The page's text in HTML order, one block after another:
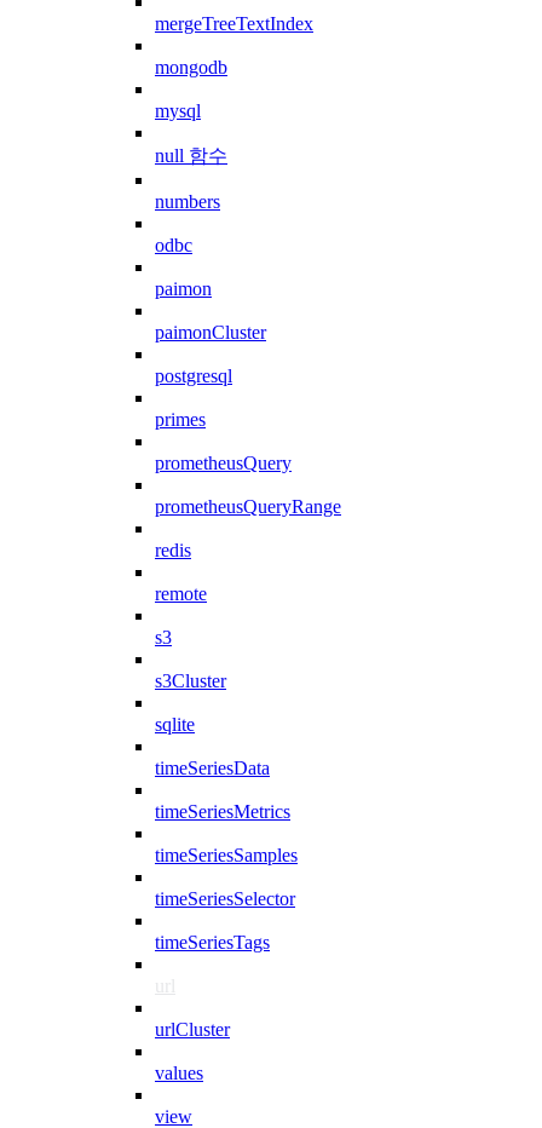
mergeTreeTextIndex
mongodb
mysql
null 함수
numbers
odbc
paimon
paimonCluster
postgresql
primes
prometheusQuery
prometheusQueryRange
redis
remote
s3
s3Cluster
sqlite
timeSeriesData
timeSeriesMetrics
timeSeriesSamples
timeSeriesSelector
timeSeriesTags
url
urlCluster
values
view